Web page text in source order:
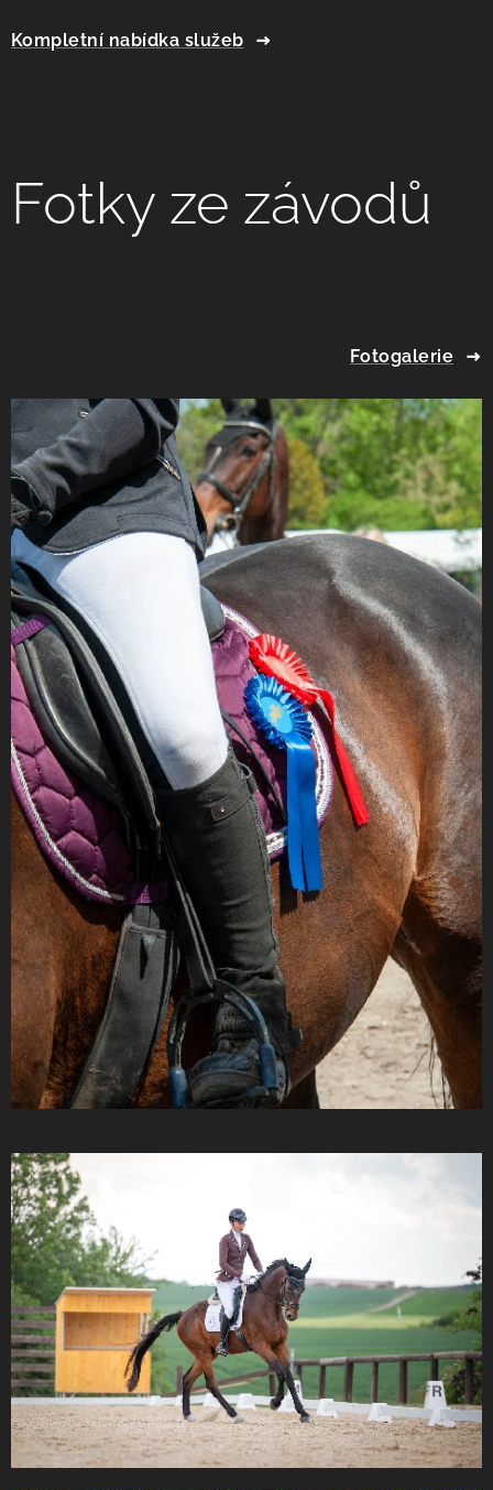
Kompletní nabídka služeb
Fotky ze závodů
Fotogalerie